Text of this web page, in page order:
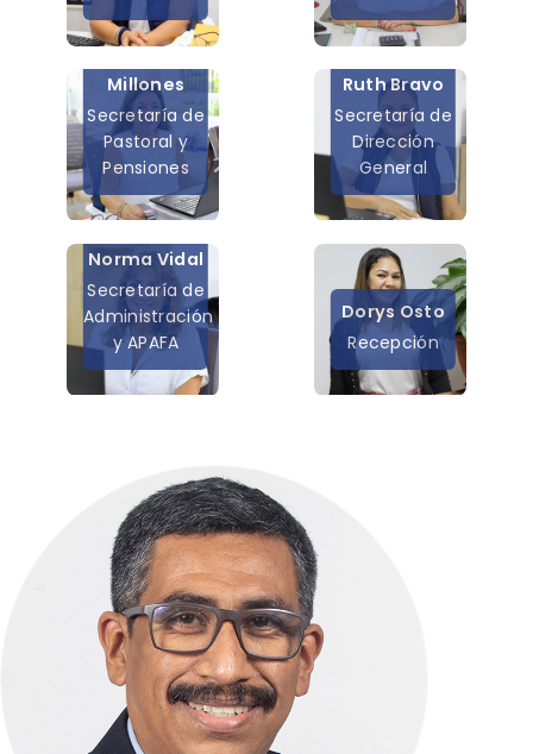
Millones
Secretaría de
Pastoral y
Pensiones
Ruth Bravo
Secretaría de
Dirección
General
Norma Vidal
Secretaría de
Administración
y APAFA
Dorys Osto
Recepción